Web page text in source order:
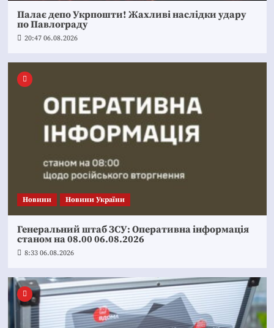
Палає депо Укрпошти! Жахливі наслідки удару
по Павлограду
20:47 06.08.2026
Новини Новини України
Генеральний штаб ЗСУ: Оперативна інформація
станом на 08.00 06.08.2026
8:33 06.08.2026